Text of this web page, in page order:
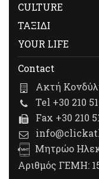
CULTURE
ΤΑΞΙΔΙ
YOUR LIFE
Contact
Ακτή
Tel +30 210
Fax +30 210
Μητρώο
Αριθμός ΓΕΜΗ: